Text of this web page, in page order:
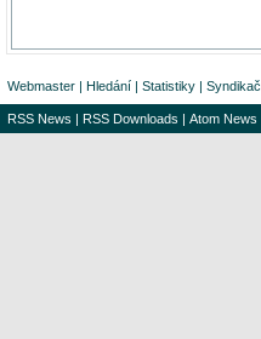
Webmaster | Hledání | Statistiky |
RSS News | RSS Downloads | Atom News